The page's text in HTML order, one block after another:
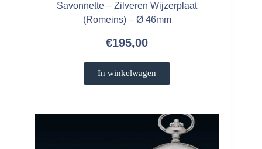
Savonnette – Zilveren Wijzerplaat
(Romeins) – Ø 46mm
€195,00
In winkelwagen